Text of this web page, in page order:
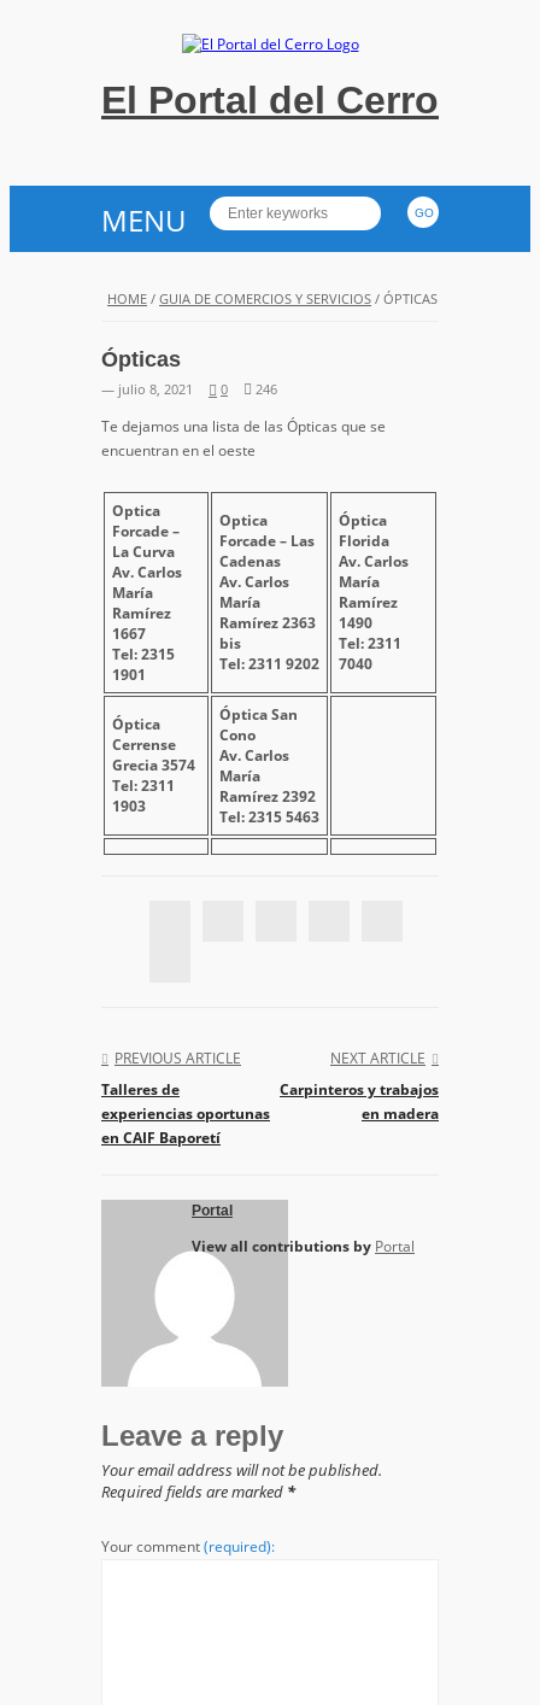
El Portal del Cerro
MENU
HOME / GUIA DE COMERCIOS Y SERVICIOS / ÓPTICAS
Ópticas
— julio 8, 2021 0 246
Te dejamos una lista de las Ópticas que se
encuentran en el oeste
Optica
Forcade –
La Curva
Av. Carlos
María
Ramírez
1667
Tel: 2315
1901
Optica
Forcade – Las
Cadenas
Av. Carlos
María
Ramírez 2363
bis
Tel: 2311 9202
Óptica
Florida
Av. Carlos
María
Ramírez
1490
Tel: 2311
7040
Óptica
Cerrense
Grecia 3574
Tel: 2311
1903
Óptica San
Cono
Av. Carlos
María
Ramírez 2392
Tel: 2315 5463
PREVIOUS ARTICLE
Talleres de
experiencias oportunas
en CAIF Baporetí
NEXT ARTICLE
Carpinteros y trabajos
en madera
Portal
View all contributions by Portal
Leave a reply
Your email address will not be published.
Required fields are marked *
Your comment(required):